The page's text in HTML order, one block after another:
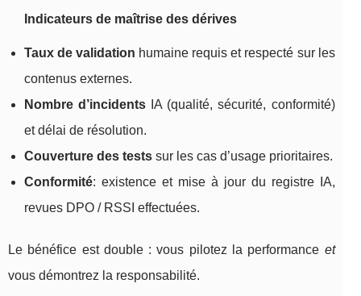
Indicateurs de maîtrise des dérives
Taux de validation humaine requis et respecté sur les
contenus externes.
Nombre d’incidents IA (qualité, sécurité, conformité)
et délai de résolution.
Couverture des tests sur les cas d’usage prioritaires.
Conformité: existence et mise à jour du registre IA,
revues DPO / RSSI effectuées.
Le bénéfice est double : vous pilotez la performance et
vous démontrez la responsabilité.